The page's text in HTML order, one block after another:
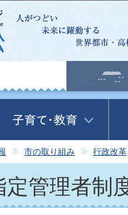
この
市の取り組み 行政改革
管理者制